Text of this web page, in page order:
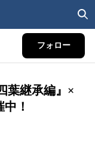
フォロー
葉継承編』×
！